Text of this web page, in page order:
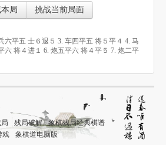
局 挑战当前局面
六平五 士６退５ 3. 车四平五 将５平４ 4. 马
六 将４进１ 6. 炮五平六 将４平５ 7. 炮二平
残局破解
象棋残局经典棋谱
戏 象棋道电脑版